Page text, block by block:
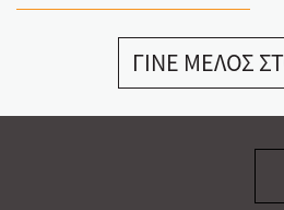
ΓΙΝΕ ΜΕΛΟΣ